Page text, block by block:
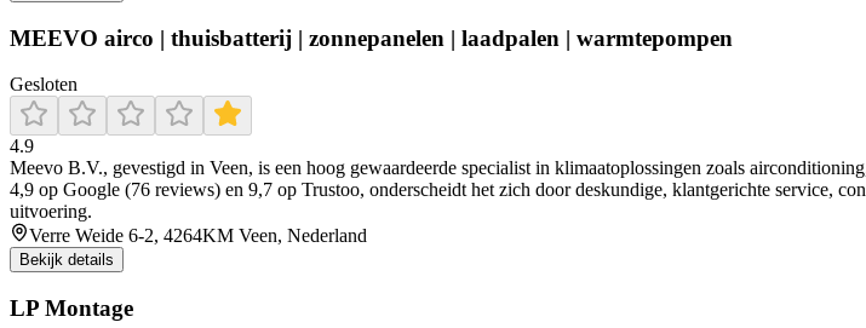
MEEVO airco | thuisbatterij | zonnepanelen | laadpalen | warmtepompen
Gesloten
4.9
Meevo B.V., gevestigd in Veen, is een hoog gewaardeerde specialist in klimaatoplossingen zoals
4,9 op Google (76 reviews) en 9,7 op Trustoo, onderscheidt het zich door deskundige, klantgerichte service,
uitvoering.
Verre Weide 6-2, 4264KM Veen, Nederland
Bekijk details
LP Montage